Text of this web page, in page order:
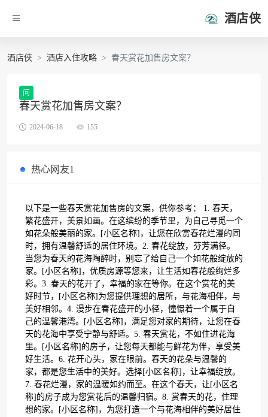
酒店侠
酒店侠 酒店入住攻略 春天赏花加售房文案？
问
春天赏花加售房文案？
2024-06-18 155
热心网友1
以下是一些春天赏花加售房的文案，供你参考： 1. 春天，
繁花盛开，美景如画。在这缤纷的季节里，为自己寻觅一个
如花朵般美丽的家。[小区名称]，让您在欣赏春花烂漫的同
时，拥有温馨舒适的居住环境。2. 春花绽放，芬芳满径。
当您为春天的花海陶醉时，别忘了给自己一个如花般绽放的
家。[小区名称]，优质房源等您来，让生活如春花般绚烂多
彩。3. 春天的花开了，幸福的家在等你。在这个赏花的美
好时节，[小区名称]为您提供理想的居所，与花海相伴，与
美好相邻。4. 漫步在春花盛开的小径，憧憬着一个属于自
己的温馨港湾。[小区名称]，满足您对家的期待，让您在春
天的花海中享受宁静与舒适。5. 春天赏花，不如住进花海
里。[小区名称]的房子，让您每天都能与鲜花为伴，享受美
好生活。6. 花开心头，家在眼前。春天的花朵与温馨的
家，都是您生活中的美好。选择[小区名称]，让幸福绽放。
7. 春花烂漫，家的温暖如约而至。在这个春天，让[小区名
称]的房子成为您赏花后的温馨归宿。8. 赏春天的花，住理
想的家。[小区名称]，为您打造一个与花海相伴的美好居住